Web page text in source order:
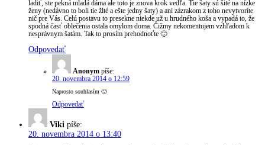
ladiť, ste pekná mladá dáma ale toto je znova krok vedľa. Tie šaty sú šité na nízke
ženy (nedávno to boli tie žlté a ešte jedny šaty) a ani zázrakom z toho nevytvoríte
nič pre Vás. Celú postavu to presekne niekde už u hrudného koša a vypadá to, že
spodná časť oblečenia ostala omylom doma. Čižmy nekomentujem vzhľadom k
nesprávnym šatám. Tak to prosím prehodnoťte 🙂
Odpovedať
Anonym píše:
20. novembra 2014 o 12:59
Naprosto souhlasím 🙂
Odpovedať
Viki píše:
20. novembra 2014 o 13:40